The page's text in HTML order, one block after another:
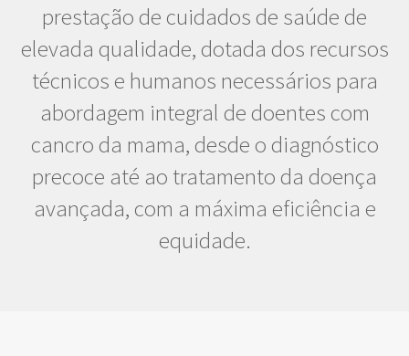
prestação de cuidados de saúde de
elevada qualidade, dotada dos recursos
técnicos e humanos necessários para
abordagem integral de doentes com
cancro da mama, desde o diagnóstico
precoce até ao tratamento da doença
avançada, com a máxima eficiência e
equidade.